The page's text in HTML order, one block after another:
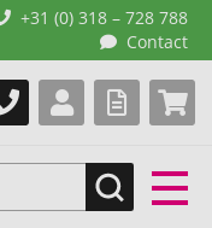
+31 (0) 318 – 728 788
Contact